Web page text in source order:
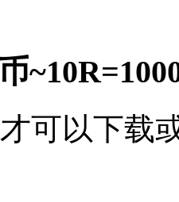
币
才可以下载